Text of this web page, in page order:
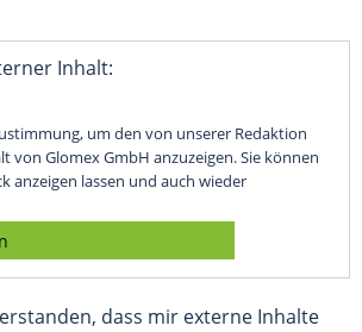
Inhalt:
um den von unserer Redaktion
von Glomex GmbH anzuzeigen. Sie können
anzeigen lassen und auch wieder
dass mir externe Inhalte